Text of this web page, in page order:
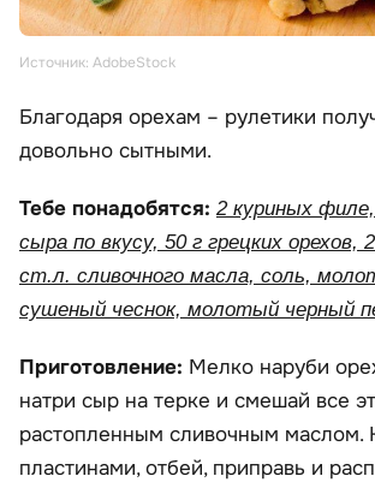
Источник: AdobeStock
Благодаря орехам – рулетики
довольно сытными.
Тебе понадобятся: 2 куриных
сыра по вкусу, 50 г грецких орехов,
ст.л. сливочного масла, соль,
сушеный чеснок, молотый черный
Приготовление: Мелко наруби
натри сыр на терке и смешай все
растопленным сливочным маслом.
пластинами, отбей, приправь и